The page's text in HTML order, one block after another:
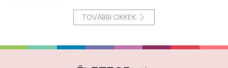
TOVÁBBI CIKKEK